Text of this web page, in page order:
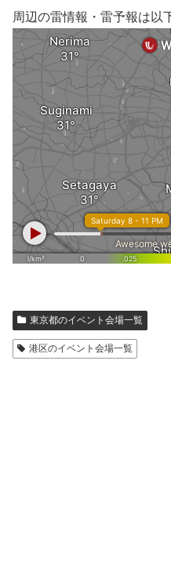
周辺の雷情報・雷予報は以
東京都のイベント会場一覧
港区のイベント会場一覧